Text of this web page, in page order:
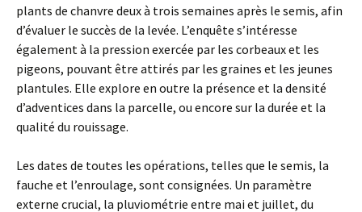
plants de chanvre deux à trois semaines après le semis, afin
d’évaluer le succès de la levée. L’enquête s’intéresse
également à la pression exercée par les corbeaux et les
pigeons, pouvant être attirés par les graines et les jeunes
plantules. Elle explore en outre la présence et la densité
d’adventices dans la parcelle, ou encore sur la durée et la
qualité du rouissage.
Les dates de toutes les opérations, telles que le semis, la
fauche et l’enroulage, sont consignées. Un paramètre
externe crucial, la pluviométrie entre mai et juillet, du